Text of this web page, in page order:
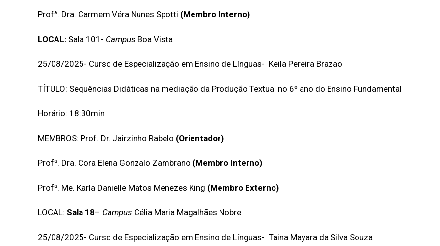
Profª. Dra. Carmem Véra Nunes Spotti (Membro Interno)
LOCAL: Sala 101- Campus Boa Vista
25/08/2025- Curso de Especialização em Ensino de Línguas- Keila Pereira Brazao
TÍTULO: Sequências Didáticas na mediação da Produção Textual no 6º ano do Ensino Fundamental
Horário: 18:30min
MEMBROS: Prof. Dr. Jairzinho Rabelo (Orientador)
Profª. Dra. Cora Elena Gonzalo Zambrano (Membro Interno)
Profª. Me. Karla Danielle Matos Menezes King (Membro Externo)
LOCAL: Sala 18– Campus Célia Maria Magalhães Nobre
25/08/2025- Curso de Especialização em Ensino de Línguas- Taina Mayara da Silva Souza